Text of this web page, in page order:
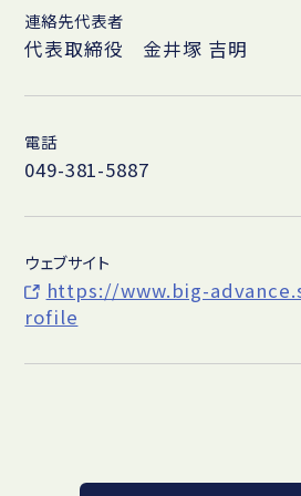
連絡先代表者
代表取締役 金井塚 吉明
電話
049-381-5887
ウェブサイト
https://www.big-
rofile